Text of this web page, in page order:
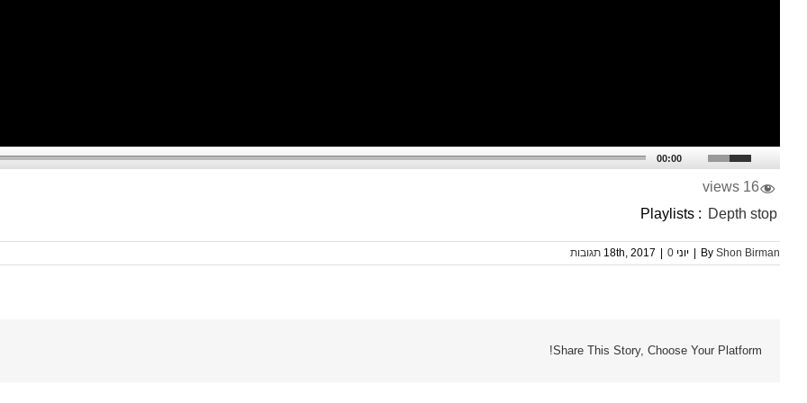
00:00
16 views
Playlists : Depth stop
By Shon Birman יוני 18th, 2017 0 תגובות
Share This Story, Choose Your Platform!